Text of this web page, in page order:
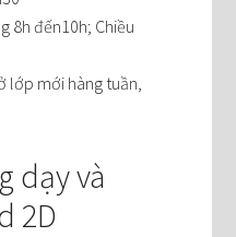
8h đến10h; Chiều
lớp mới hàng tuần,
dạy và
2D